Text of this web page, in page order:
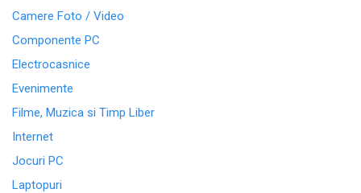
Camere Foto / Video
Componente PC
Electrocasnice
Evenimente
Filme, Muzica si Timp Liber
Internet
Jocuri PC
Laptopuri